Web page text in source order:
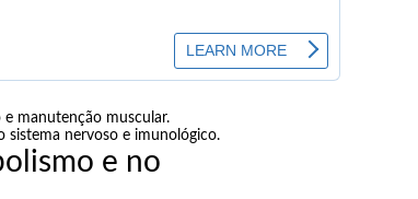
manutenção muscular.
sistema nervoso e imunológico.
e no